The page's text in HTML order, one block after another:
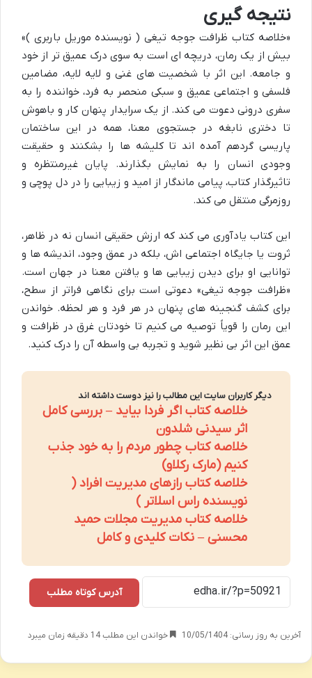
نتیجه گیری
«خلاصه کتاب ظرافت جوجه تیغی ( نویسنده موریل باربری )»
بیش از یک رمان، دریچه ای است به سوی درک عمیق تر از خود
و جامعه. این اثر با شخصیت های غنی و لایه لایه، مضامین
فلسفی و اجتماعی عمیق و سبکی منحصر به فرد، خواننده را به
سفری درونی دعوت می کند. از یک سرایدار پنهان کار و باهوش
تا دختری نابغه در جستجوی معنا، همه در این ساختمان
پاریسی گردهم آمده اند تا کلیشه ها را بشکنند و حقیقت
وجودی انسان را به نمایش بگذارند. پایان غیرمنتظره و
تاثیرگذار کتاب، پیامی ماندگار از امید و زیبایی را در دل پوچی و
روزمرگی منتقل می کند.
این کتاب یادآوری می کند که ارزش حقیقی انسان نه در ظاهر،
ثروت یا جایگاه اجتماعی اش، بلکه در عمق وجود، اندیشه ها و
توانایی او برای دیدن زیبایی ها و یافتن معنا در جهان است.
«ظرافت جوجه تیغی» دعوتی است برای نگاهی فراتر از سطح،
برای کشف گنجینه های پنهان در هر فرد و هر لحظه. خواندن
این رمان را قویاً توصیه می کنیم تا خودتان غرق در ظرافت و
عمق این اثر بی نظیر شوید و تجربه بی واسطه آن را درک کنید.
دیگر کاربران سایت این مطالب را نیز دوست داشته اند
خلاصه کتاب اگر فردا بیاید – بررسی کامل
اثر سیدنی شلدون
خلاصه کتاب چطور مردم را به خود جذب
کنیم (مارک رکلاو)
خلاصه کتاب رازهای مدیریت افراد (
نویسنده راس اسلاتر )
خلاصه کتاب مدیریت مجلات حمید
محسنی – نکات کلیدی و کامل
آدرس کوتاه مطلب
آخرین به روز رسانی: 10/05/1404 خواندن این مطلب 14 دقیقه زمان میبرد